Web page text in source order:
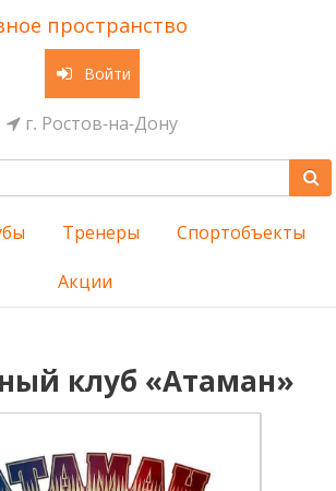
пространство
Войти
г. Ростов-на-Дону
Тренеры Спортобъекты
Акции
клуб «Атаман»